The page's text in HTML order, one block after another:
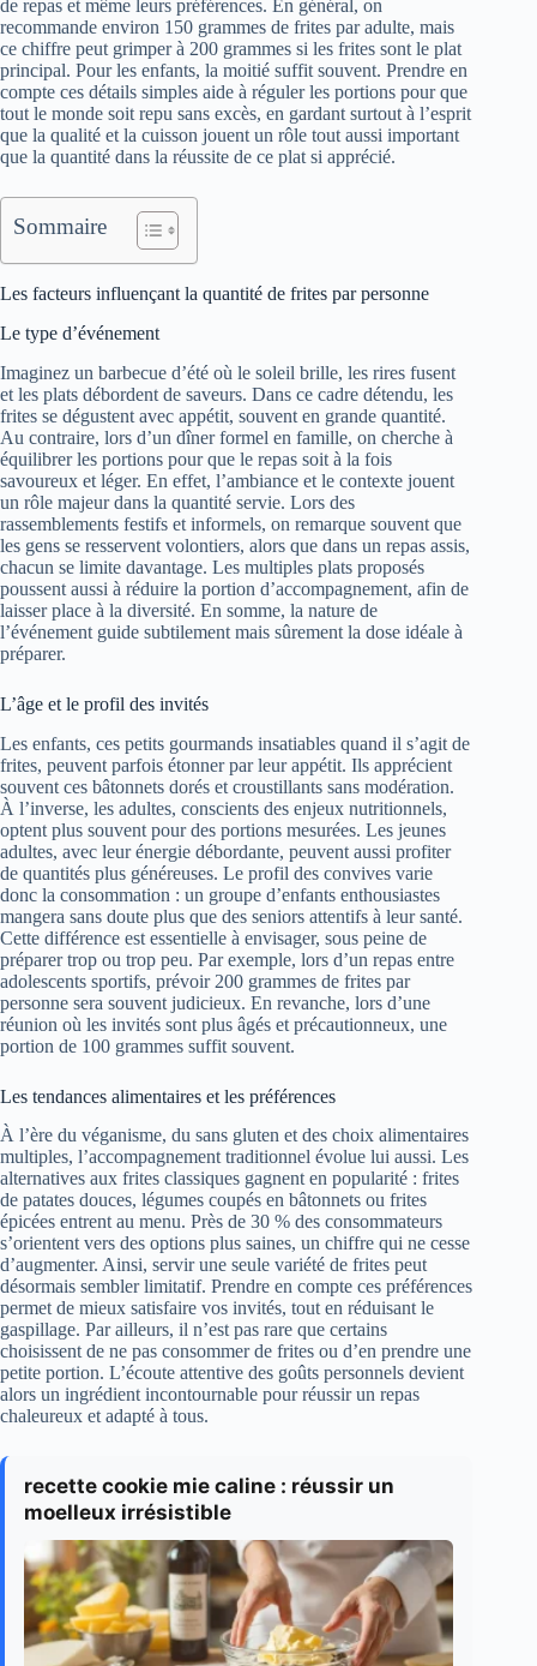
de repas et même leurs préférences. En général, on
recommande environ 150 grammes de frites par adulte, mais
ce chiffre peut grimper à 200 grammes si les frites sont le plat
principal. Pour les enfants, la moitié suffit souvent. Prendre en
compte ces détails simples aide à réguler les portions pour que
tout le monde soit repu sans excès, en gardant surtout à l’esprit
que la qualité et la cuisson jouent un rôle tout aussi important
que la quantité dans la réussite de ce plat si apprécié.
Sommaire
Les facteurs influençant la quantité de frites par personne
Le type d’événement
Imaginez un barbecue d’été où le soleil brille, les rires fusent
et les plats débordent de saveurs. Dans ce cadre détendu, les
frites se dégustent avec appétit, souvent en grande quantité.
Au contraire, lors d’un dîner formel en famille, on cherche à
équilibrer les portions pour que le repas soit à la fois
savoureux et léger. En effet, l’ambiance et le contexte jouent
un rôle majeur dans la quantité servie. Lors des
rassemblements festifs et informels, on remarque souvent que
les gens se resservent volontiers, alors que dans un repas assis,
chacun se limite davantage. Les multiples plats proposés
poussent aussi à réduire la portion d’accompagnement, afin de
laisser place à la diversité. En somme, la nature de
l’événement guide subtilement mais sûrement la dose idéale à
préparer.
L’âge et le profil des invités
Les enfants, ces petits gourmands insatiables quand il s’agit de
frites, peuvent parfois étonner par leur appétit. Ils apprécient
souvent ces bâtonnets dorés et croustillants sans modération.
À l’inverse, les adultes, conscients des enjeux nutritionnels,
optent plus souvent pour des portions mesurées. Les jeunes
adultes, avec leur énergie débordante, peuvent aussi profiter
de quantités plus généreuses. Le profil des convives varie
donc la consommation : un groupe d’enfants enthousiastes
mangera sans doute plus que des seniors attentifs à leur santé.
Cette différence est essentielle à envisager, sous peine de
préparer trop ou trop peu. Par exemple, lors d’un repas entre
adolescents sportifs, prévoir 200 grammes de frites par
personne sera souvent judicieux. En revanche, lors d’une
réunion où les invités sont plus âgés et précautionneux, une
portion de 100 grammes suffit souvent.
Les tendances alimentaires et les préférences
À l’ère du véganisme, du sans gluten et des choix alimentaires
multiples, l’accompagnement traditionnel évolue lui aussi. Les
alternatives aux frites classiques gagnent en popularité : frites
de patates douces, légumes coupés en bâtonnets ou frites
épicées entrent au menu. Près de 30 % des consommateurs
s’orientent vers des options plus saines, un chiffre qui ne cesse
d’augmenter. Ainsi, servir une seule variété de frites peut
désormais sembler limitatif. Prendre en compte ces préférences
permet de mieux satisfaire vos invités, tout en réduisant le
gaspillage. Par ailleurs, il n’est pas rare que certains
choisissent de ne pas consommer de frites ou d’en prendre une
petite portion. L’écoute attentive des goûts personnels devient
alors un ingrédient incontournable pour réussir un repas
chaleureux et adapté à tous.
recette cookie mie caline : réussir un
moelleux irrésistible